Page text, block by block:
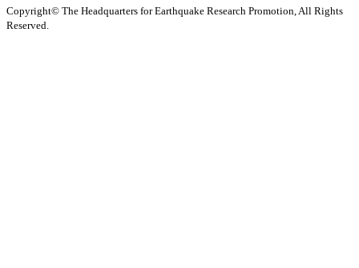
Copyright© The Headquarters for Earthquake Research Promotion, All Rights
Reserved.